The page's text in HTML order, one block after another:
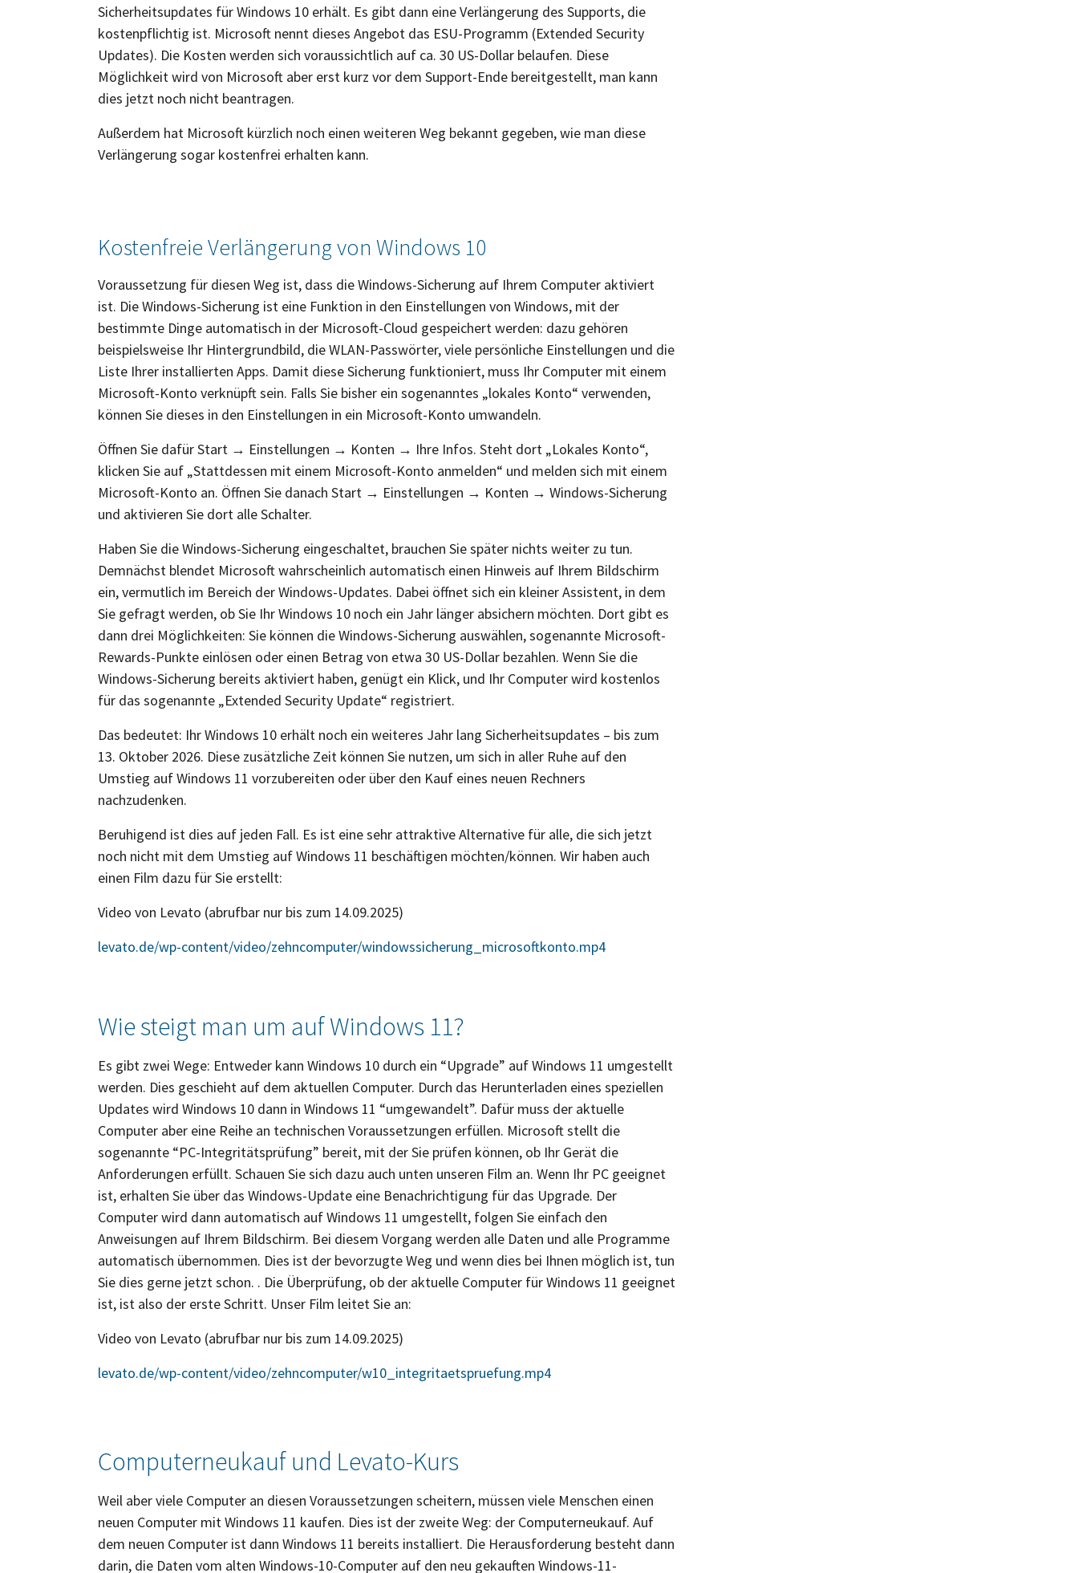
Sicherheitsupdates für Windows 10 erhält. Es gibt dann eine Verlängerung des Supports, die
kostenpflichtig ist. Microsoft nennt dieses Angebot das ESU-Programm (Extended Security
Updates). Die Kosten werden sich voraussichtlich auf ca. 30 US-Dollar belaufen. Diese
Möglichkeit wird von Microsoft aber erst kurz vor dem Support-Ende bereitgestellt, man kann
dies jetzt noch nicht beantragen.
Außerdem hat Microsoft kürzlich noch einen weiteren Weg bekannt gegeben, wie man diese
Verlängerung sogar kostenfrei erhalten kann.
Kostenfreie Verlängerung von Windows 10
Voraussetzung für diesen Weg ist, dass die Windows-Sicherung auf Ihrem Computer aktiviert
ist. Die Windows-Sicherung ist eine Funktion in den Einstellungen von Windows, mit der
bestimmte Dinge automatisch in der Microsoft-Cloud gespeichert werden: dazu gehören
beispielsweise Ihr Hintergrundbild, die WLAN-Passwörter, viele persönliche Einstellungen und die
Liste Ihrer installierten Apps. Damit diese Sicherung funktioniert, muss Ihr Computer mit einem
Microsoft-Konto verknüpft sein. Falls Sie bisher ein sogenanntes „lokales Konto“ verwenden,
können Sie dieses in den Einstellungen in ein Microsoft-Konto umwandeln.
Öffnen Sie dafür Start → Einstellungen → Konten → Ihre Infos. Steht dort „Lokales Konto“,
klicken Sie auf „Stattdessen mit einem Microsoft-Konto anmelden“ und melden sich mit einem
Microsoft-Konto an. Öffnen Sie danach Start → Einstellungen → Konten → Windows-Sicherung
und aktivieren Sie dort alle Schalter.
Haben Sie die Windows-Sicherung eingeschaltet, brauchen Sie später nichts weiter zu tun.
Demnächst blendet Microsoft wahrscheinlich automatisch einen Hinweis auf Ihrem Bildschirm
ein, vermutlich im Bereich der Windows-Updates. Dabei öffnet sich ein kleiner Assistent, in dem
Sie gefragt werden, ob Sie Ihr Windows 10 noch ein Jahr länger absichern möchten. Dort gibt es
dann drei Möglichkeiten: Sie können die Windows-Sicherung auswählen, sogenannte Microsoft-
Rewards-Punkte einlösen oder einen Betrag von etwa 30 US-Dollar bezahlen. Wenn Sie die
Windows-Sicherung bereits aktiviert haben, genügt ein Klick, und Ihr Computer wird kostenlos
für das sogenannte „Extended Security Update“ registriert.
Das bedeutet: Ihr Windows 10 erhält noch ein weiteres Jahr lang Sicherheitsupdates – bis zum
13. Oktober 2026. Diese zusätzliche Zeit können Sie nutzen, um sich in aller Ruhe auf den
Umstieg auf Windows 11 vorzubereiten oder über den Kauf eines neuen Rechners
nachzudenken.
Beruhigend ist dies auf jeden Fall. Es ist eine sehr attraktive Alternative für alle, die sich jetzt
noch nicht mit dem Umstieg auf Windows 11 beschäftigen möchten/können. Wir haben auch
einen Film dazu für Sie erstellt:
Video von Levato (abrufbar nur bis zum 14.09.2025)
levato.de/wp-content/video/zehncomputer/windowssicherung_microsoftkonto.mp4
Wie steigt man um auf Windows 11?
Es gibt zwei Wege: Entweder kann Windows 10 durch ein “Upgrade” auf Windows 11 umgestellt
werden. Dies geschieht auf dem aktuellen Computer. Durch das Herunterladen eines speziellen
Updates wird Windows 10 dann in Windows 11 “umgewandelt”. Dafür muss der aktuelle
Computer aber eine Reihe an technischen Voraussetzungen erfüllen. Microsoft stellt die
sogenannte “PC-Integritätsprüfung” bereit, mit der Sie prüfen können, ob Ihr Gerät die
Anforderungen erfüllt. Schauen Sie sich dazu auch unten unseren Film an. Wenn Ihr PC geeignet
ist, erhalten Sie über das Windows-Update eine Benachrichtigung für das Upgrade. Der
Computer wird dann automatisch auf Windows 11 umgestellt, folgen Sie einfach den
Anweisungen auf Ihrem Bildschirm. Bei diesem Vorgang werden alle Daten und alle Programme
automatisch übernommen. Dies ist der bevorzugte Weg und wenn dies bei Ihnen möglich ist, tun
Sie dies gerne jetzt schon. . Die Überprüfung, ob der aktuelle Computer für Windows 11 geeignet
ist, ist also der erste Schritt. Unser Film leitet Sie an:
Video von Levato (abrufbar nur bis zum 14.09.2025)
levato.de/wp-content/video/zehncomputer/w10_integritaetspruefung.mp4
Computerneukauf und Levato-Kurs
Weil aber viele Computer an diesen Voraussetzungen scheitern, müssen viele Menschen einen
neuen Computer mit Windows 11 kaufen. Dies ist der zweite Weg: der Computerneukauf. Auf
dem neuen Computer ist dann Windows 11 bereits installiert. Die Herausforderung besteht dann
darin, die Daten vom alten Windows-10-Computer auf den neu gekauften Windows-11-